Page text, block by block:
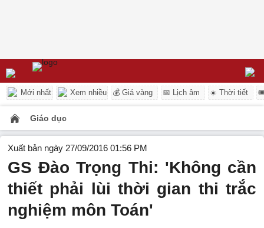
Mới nhất Xem nhiều 💰 Giá vàng 📅 Lịch âm ☀️ Thời tiết
Giáo dục
Xuất bản ngày 27/09/2016 01:56 PM
GS Đào Trọng Thi: 'Không cần
thiết phải lùi thời gian thi trắc
nghiệm môn Toán'